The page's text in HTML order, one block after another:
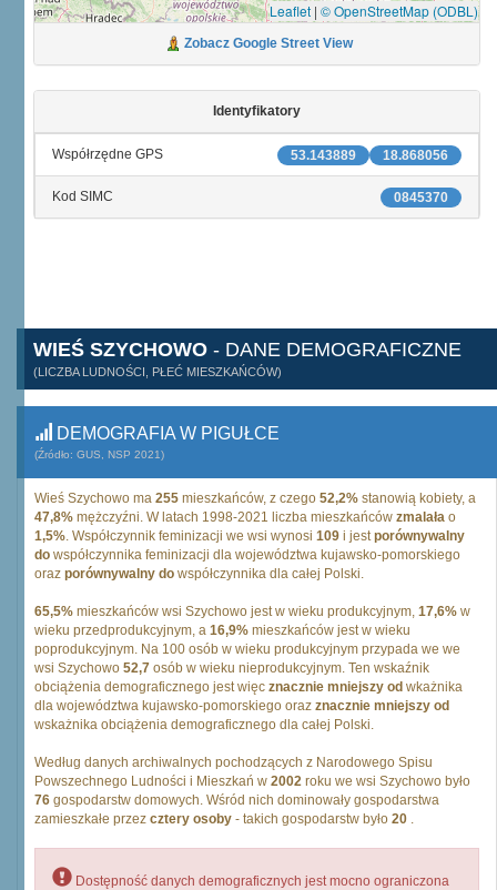
Leaflet | © OpenStreetMap (ODBL)
Zobacz Google Street View
Identyfikatory
18.868056
53.143889
Współrzędne GPS
0845370
Kod SIMC
WIEŚ SZYCHOWO - DANE DEMOGRAFICZNE
(LICZBA LUDNOŚCI, PŁEĆ MIESZKAŃCÓW)
DEMOGRAFIA W PIGUŁCE
(Źródło: GUS, NSP 2021)
Wieś Szychowo ma 255 mieszkańców, z czego 52,2% stanowią kobiety, a
47,8% mężczyźni. W latach 1998-2021 liczba mieszkańców zmalała o
1,5%. Współczynnik feminizacji we wsi wynosi 109 i jestporównywalny
do współczynnika feminizacji dla województwa kujawsko-pomorskiego
oraz porównywalny do współczynnika dla całej Polski.
65,5% mieszkańców wsi Szychowo jest w wieku produkcyjnym, 17,6% w
wieku przedprodukcyjnym, a 16,9% mieszkańców jest w wieku
poprodukcyjnym. Na 100 osób w wieku produkcyjnym przypada we we
wsi Szychowo 52,7 osób w wieku nieprodukcyjnym. Ten wskaźnik
obciążenia demograficznego jest więc znacznie mniejszy od wkażnika
dla województwa kujawsko-pomorskiego oraz znacznie mniejszy od
wskażnika obciążenia demograficznego dla całej Polski.
Według danych archiwalnych pochodzących z Narodowego Spisu
Powszechnego Ludności i Mieszkań w 2002 roku we wsi Szychowo było
76 gospodarstw domowych. Wśród nich dominowały gospodarstwa
zamieszkałe przez cztery osoby - takich gospodarstw było 20 .
Dostępność danych demograficznych jest mocno ograniczona